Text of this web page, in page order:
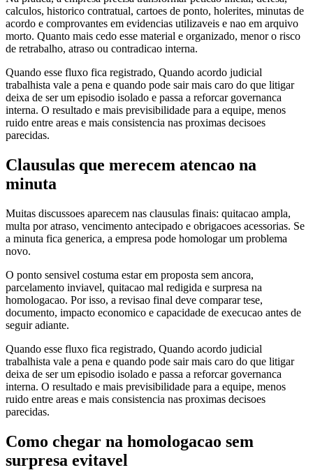
calculos, historico contratual, cartoes de ponto, holerites, minutas de
acordo e comprovantes em evidencias utilizaveis e nao em arquivo
morto. Quanto mais cedo esse material e organizado, menor o risco
de retrabalho, atraso ou contradicao interna.
Quando esse fluxo fica registrado, Quando acordo judicial
trabalhista vale a pena e quando pode sair mais caro do que litigar
deixa de ser um episodio isolado e passa a reforcar governanca
interna. O resultado e mais previsibilidade para a equipe, menos
ruido entre areas e mais consistencia nas proximas decisoes
parecidas.
Clausulas que merecem atencao na
minuta
Muitas discussoes aparecem nas clausulas finais: quitacao ampla,
multa por atraso, vencimento antecipado e obrigacoes acessorias. Se
a minuta fica generica, a empresa pode homologar um problema
novo.
O ponto sensivel costuma estar em proposta sem ancora,
parcelamento inviavel, quitacao mal redigida e surpresa na
homologacao. Por isso, a revisao final deve comparar tese,
documento, impacto economico e capacidade de execucao antes de
seguir adiante.
Quando esse fluxo fica registrado, Quando acordo judicial
trabalhista vale a pena e quando pode sair mais caro do que litigar
deixa de ser um episodio isolado e passa a reforcar governanca
interna. O resultado e mais previsibilidade para a equipe, menos
ruido entre areas e mais consistencia nas proximas decisoes
parecidas.
Como chegar na homologacao sem
surpresa evitavel